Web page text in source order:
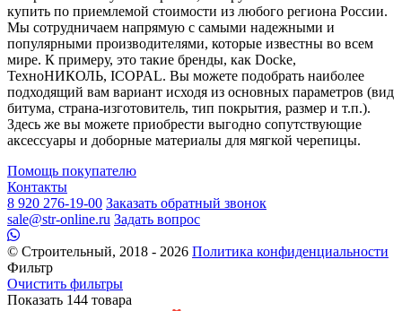
купить по приемлемой стоимости из любого региона России.
Мы сотрудничаем напрямую с самыми надежными и
популярными производителями, которые известны во всем
мире. К примеру, это такие бренды, как Docke,
ТехноНИКОЛЬ, ICOPAL. Вы можете подобрать наиболее
подходящий вам вариант исходя из основных параметров (вид
битума, страна-изготовитель, тип покрытия, размер и т.п.).
Здесь же вы можете приобрести выгодно сопутствующие
аксессуары и доборные материалы для мягкой черепицы.
Помощь покупателю
Контакты
8 920 276-19-00 Заказать обратный звонок
sale@str-online.ru Задать вопрос
© Строительный, 2018 - 2026 Политика конфиденциальности
Фильтр
Очистить фильтры
Показать 144 товара